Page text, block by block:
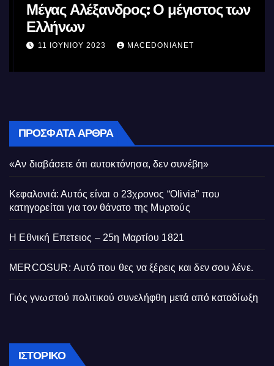
Μέγας Αλέξανδρος: Ο μέγιστος των
Ελλήνων
11 ΙΟΥΝΊΟΥ 2023 MACEDONIANET
ΠΡΌΣΦΑΤΑ ΆΡΘΡΑ
«Αν διαβάσετε ότι αυτοκτόνησα, δεν συνέβη»
Κεφαλονιά: Αυτός είναι ο 23χρονος “Olivia” που
κατηγορείται για τον θάνατο της Μυρτούς
Η Εθνική Επετειος – 25η Μαρτίου 1821
MERCOSUR: Αυτό που θες να ξέρεις και δεν σου λένε.
Γιός γνωστού πολιτικού συνελήφθη μετά από καταδίωξη
ΙΣΤΟΡΙΚΌ Ιστορικό